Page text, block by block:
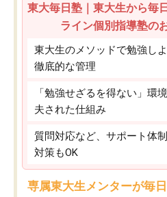
東大毎日塾｜東大生から毎
ライン個別指導塾の
東大生のメソッドで勉強し
徹底的な管理
「勉強せざるを得ない」環
夫された仕組み
質問対応など、サポート体
対策もOK
専属東大生メンターが毎